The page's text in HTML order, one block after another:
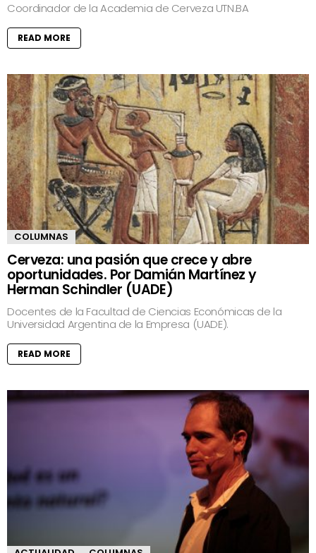
Coordinador de la Academia de Cerveza UTN.BA
READ MORE
COLUMNAS
Cerveza: una pasión que crece y abre
oportunidades. Por Damián Martínez y
Herman Schindler (UADE)
Docentes de la Facultad de Ciencias Económicas de la
Universidad Argentina de la Empresa (UADE).
READ MORE